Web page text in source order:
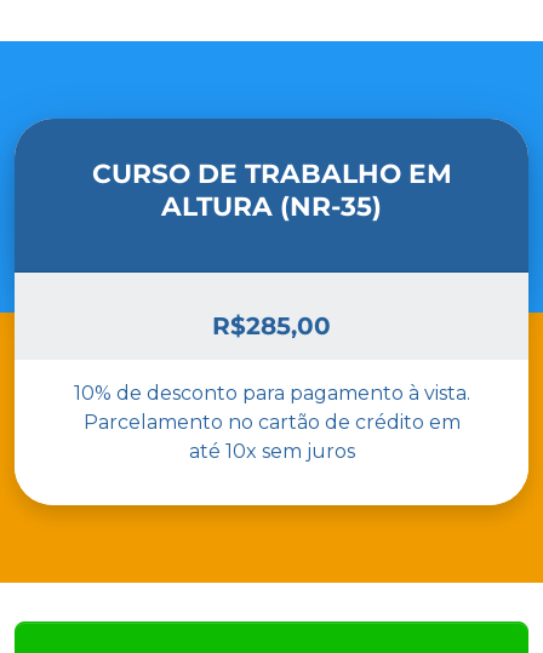
CURSO DE TRABALHO EM
ALTURA (NR-35)
R$285,00
10% de desconto para pagamento à vista.
Parcelamento no cartão de crédito em
até 10x sem juros